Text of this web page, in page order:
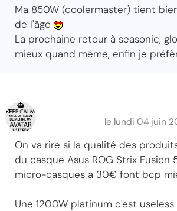
Ma 850W (coolermaster) tient
de l'âge
La prochaine retour à seasonic,
mieux quand même, enfin je
le lundi 04 juin
On va rire si la qualité des
du casque Asus ROG Strix Fusion
micro-casques a 30€ font bcp
Une 1200W platinum c'est